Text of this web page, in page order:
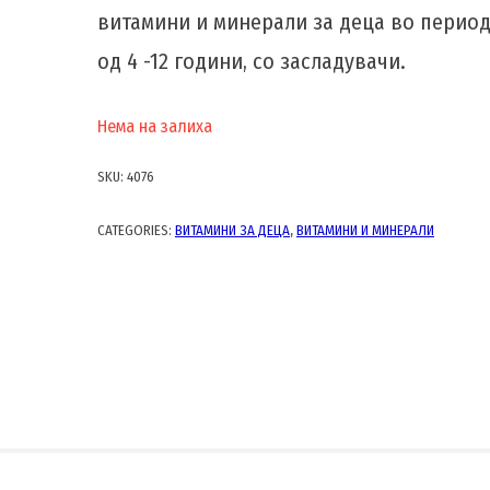
витамини и минерали за деца во
од 4 -12 години, со засладувачи.
Нема на залиха
SKU: 4076
CATEGORIES: ВИТАМИНИ ЗА ДЕЦА, ВИТАМИНИ И МИНЕРАЛИ